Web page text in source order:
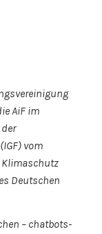
AiF im
vom
Deutschen
– chatbots-